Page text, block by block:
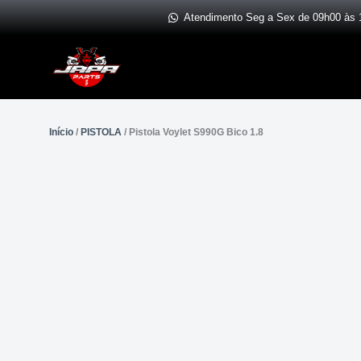
Ir
Atendimento Seg a Sex de 09h00 às
Início/ PISTOLA/ Pistola Voylet S990G Bico 1.8